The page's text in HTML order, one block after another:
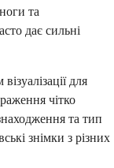
та
дає сильні
для
чітко
та тип
знімки з різних